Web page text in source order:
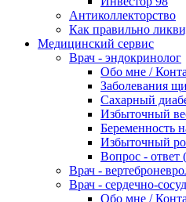
Антиколлекторство
Как правильно
Медицинский сервис
Врач - эндокринолог
Обо мне /
Заболевания
Сахарный
Избыточный
Беременность
Избыточный
Вопрос - ответ
Врач -
Врач - сердечно-
Обо мне /